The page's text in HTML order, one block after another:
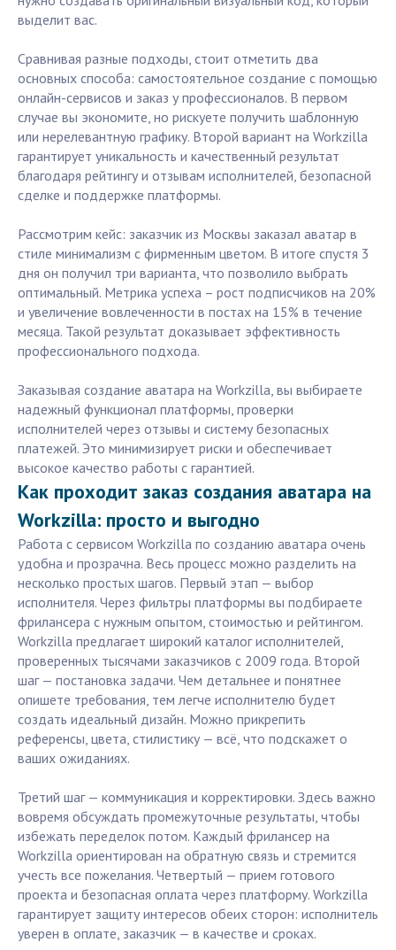
выделит вас.
Сравнивая разные подходы, стоит отметить два
основных способа: самостоятельное создание с помощью
онлайн-сервисов и заказ у профессионалов. В первом
случае вы экономите, но рискуете получить шаблонную
или нерелевантную графику. Второй вариант на Workzilla
гарантирует уникальность и качественный результат
благодаря рейтингу и отзывам исполнителей, безопасной
сделке и поддержке платформы.
Рассмотрим кейс: заказчик из Москвы заказал аватар в
стиле минимализм с фирменным цветом. В итоге спустя 3
дня он получил три варианта, что позволило выбрать
оптимальный. Метрика успеха – рост подписчиков на 20%
и увеличение вовлеченности в постах на 15% в течение
месяца. Такой результат доказывает эффективность
профессионального подхода.
Заказывая создание аватара на Workzilla, вы выбираете
надежный функционал платформы, проверки
исполнителей через отзывы и систему безопасных
платежей. Это минимизирует риски и обеспечивает
высокое качество работы с гарантией.
Как проходит заказ создания аватара на
Workzilla: просто и выгодно
Работа с сервисом Workzilla по созданию аватара очень
удобна и прозрачна. Весь процесс можно разделить на
несколько простых шагов. Первый этап — выбор
исполнителя. Через фильтры платформы вы подбираете
фрилансера с нужным опытом, стоимостью и рейтингом.
Workzilla предлагает широкий каталог исполнителей,
проверенных тысячами заказчиков с 2009 года. Второй
шаг — постановка задачи. Чем детальнее и понятнее
опишете требования, тем легче исполнителю будет
создать идеальный дизайн. Можно прикрепить
референсы, цвета, стилистику — всё, что подскажет о
ваших ожиданиях.
Третий шаг — коммуникация и корректировки. Здесь важно
вовремя обсуждать промежуточные результаты, чтобы
избежать переделок потом. Каждый фрилансер на
Workzilla ориентирован на обратную связь и стремится
учесть все пожелания. Четвертый — прием готового
проекта и безопасная оплата через платформу. Workzilla
гарантирует защиту интересов обеих сторон: исполнитель
уверен в оплате, заказчик — в качестве и сроках.